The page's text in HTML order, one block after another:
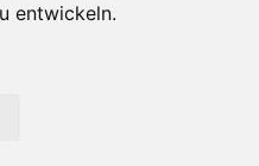
entwickeln.